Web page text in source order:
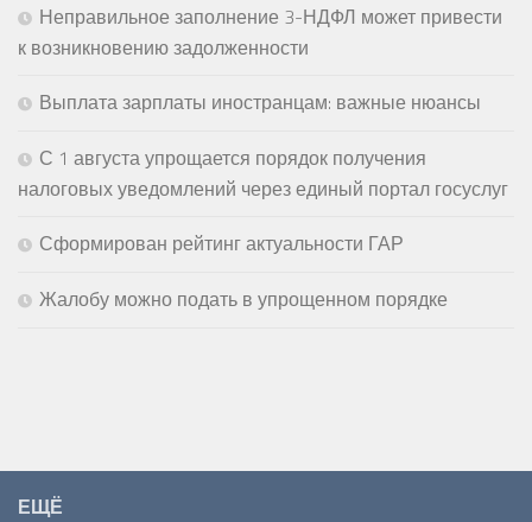
Неправильное заполнение 3-НДФЛ может привести
к возникновению задолженности
Выплата зарплаты иностранцам: важные нюансы
С 1 августа упрощается порядок получения
налоговых уведомлений через единый портал госуслуг
Сформирован рейтинг актуальности ГАР
Жалобу можно подать в упрощенном порядке
ЕЩЁ